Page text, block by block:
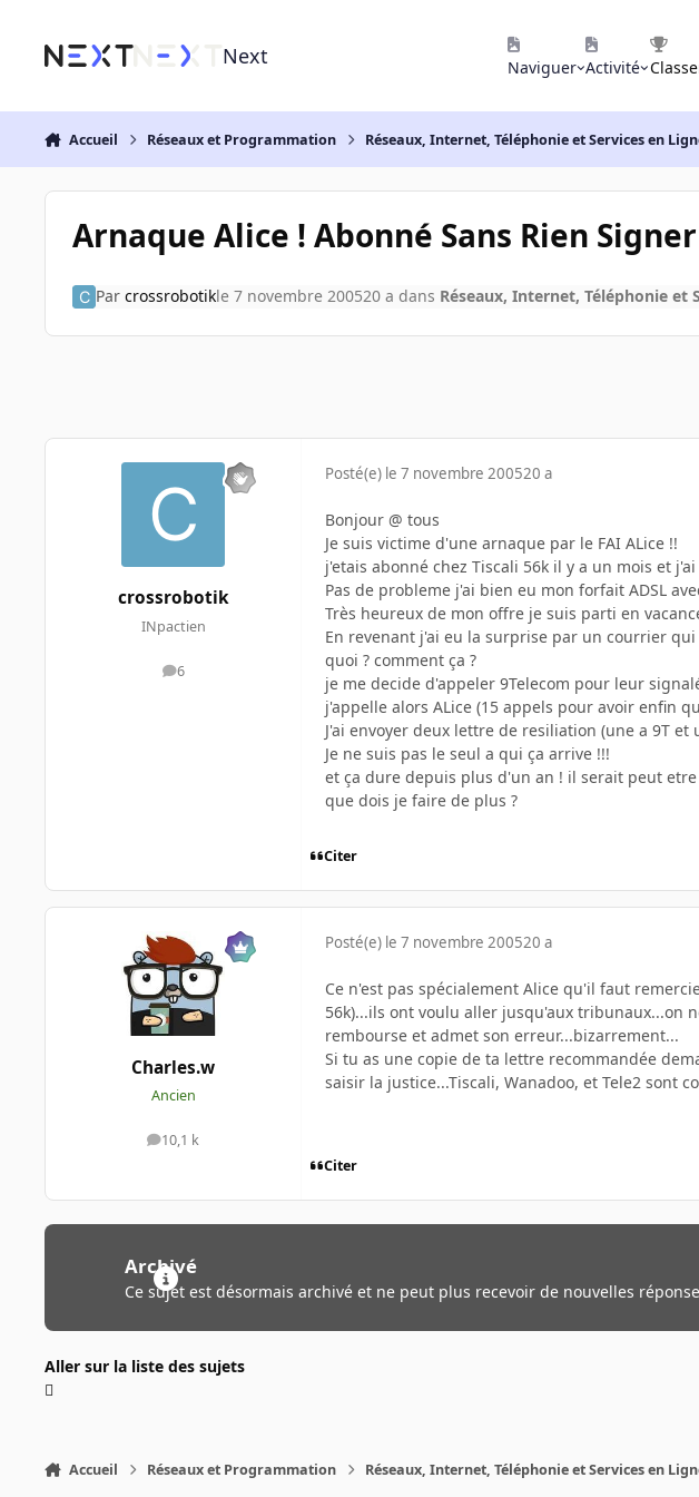
Next Naviguer Activité
Accueil Réseaux et Programmation Réseaux, Internet, Téléphonie et Services en
Arnaque Alice ! Abonné Sans Rien
Par crossrobotikle 7 novembre 200520 a dans Réseaux, Internet, Téléphonie et
crossrobotik
INpactien
6
messages
Posté(e) le 7 novembre 200520 a
Bonjour @ tous
Je suis victime d'une arnaque par le FAI ALice !!
j'etais abonné chez Tiscali 56k il y a un mois et
Pas de probleme j'ai bien eu mon forfait ADSL
Très heureux de mon offre je suis parti en
En revenant j'ai eu la surprise par un courrier
quoi ? comment ça ?
je me decide d'appeler 9Telecom pour leur
j'appelle alors ALice (15 appels pour avoir enfin
J'ai envoyer deux lettre de resiliation (une a 9T et
Je ne suis pas le seul a qui ça arrive !!!
et ça dure depuis plus d'un an ! il serait peut
que dois je faire de plus ?
Citer
Charles.w
Ancien
10,1 k
messages
Posté(e) le 7 novembre 200520 a
Ce n'est pas spécialement Alice qu'il faut
56k)...ils ont voulu aller jusqu'aux tribunaux...on
rembourse et admet son erreur...bizarrement...
Si tu as une copie de ta lettre recommandée
saisir la justice...Tiscali, Wanadoo, et Tele2 sont
Citer
Archivé
Ce sujet est désormais archivé et ne peut plus recevoir de nouvelles
Aller sur la liste des sujets
Accueil Réseaux et Programmation Réseaux, Internet, Téléphonie et Services en